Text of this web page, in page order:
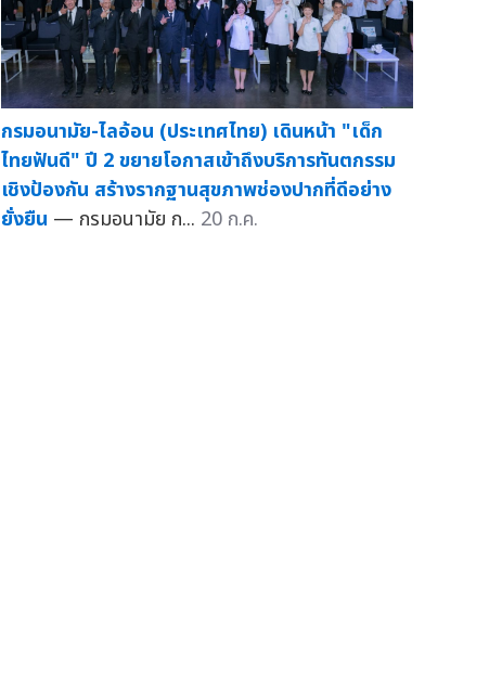
กรมอนามัย-ไลอ้อน (ประเทศไทย) เดินหน้า "เด็ก
ไทยฟันดี" ปี 2 ขยายโอกาสเข้าถึงบริการทันตกรรม
เชิงป้องกัน สร้างรากฐานสุขภาพช่องปากที่ดีอย่าง
ยั่งยืน — กรมอนามัย ก... 20 ก.ค.